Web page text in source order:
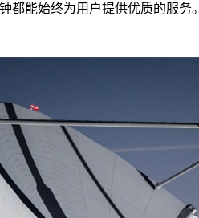
都能始终为用户提供优质的服务。